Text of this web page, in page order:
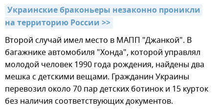
Украинские браконьеры незаконно проникли
на территорию России >>
Второй случай имел место в МАПП "Джанкой". В
багажнике автомобиля "Хонда", которой управлял
молодой человек 1990 года рождения, найдены два
мешка с детскими вещами. Гражданин Украины
перевозил около 70 пар детских ботинок и 15 курток
без наличия соответствующих документов.